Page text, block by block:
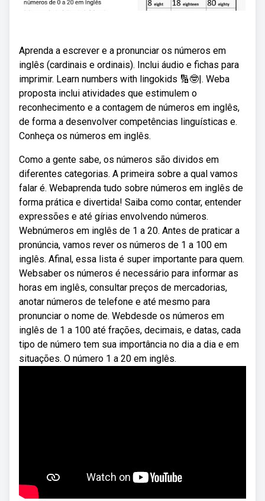
Aprenda a escrever e a pronunciar os números em
inglês (cardinais e ordinais). Inclui áudio e fichas para
imprimir. Learn numbers with lingokids 🔢🤓|. Weba
proposta inclui atividades que estimulem o
reconhecimento e a contagem de números em inglês,
de forma a desenvolver competências linguísticas e.
Conheça os números em inglês.
Como a gente sabe, os números são dividos em
diferentes categorias. A primeira sobre a qual vamos
falar é. Webaprenda tudo sobre números em inglês de
forma prática e divertida! Saiba como contar, entender
expressões e até gírias envolvendo números.
Webnúmeros em inglês de 1 a 20. Antes de praticar a
pronúncia, vamos rever os números de 1 a 100 em
inglês. Afinal, essa lista é super importante para quem.
Websaber os números é necessário para informar as
horas em inglês, consultar preços de mercadorias,
anotar números de telefone e até mesmo para
pronunciar o nome de. Webdesde os números em
inglês de 1 a 100 até frações, decimais, e datas, cada
tipo de número tem sua importância no dia a dia e em
situações. O número 1 a 20 em inglês.